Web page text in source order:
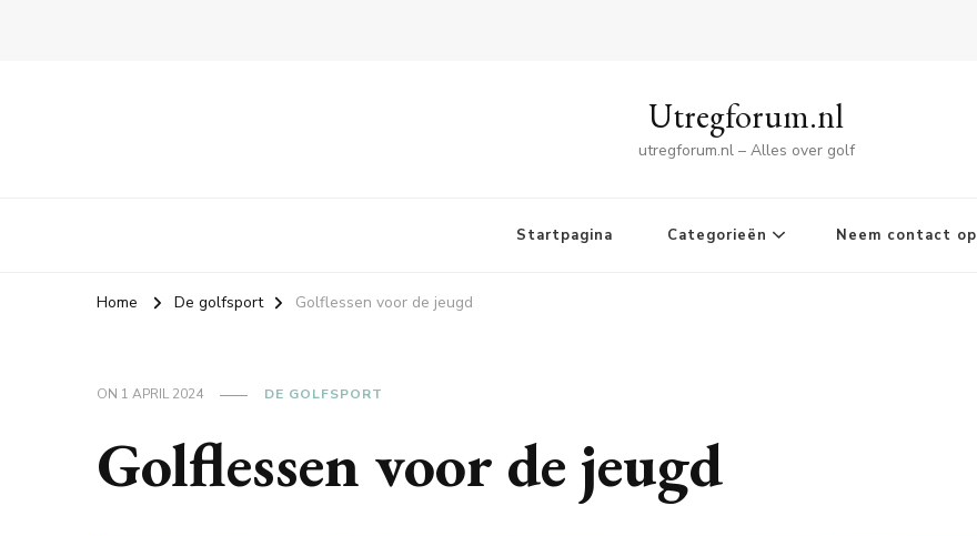
Utregforum.nl
utregforum.nl – Alles over golf
Startpagina Categorieën Neem contact op
Home De golfsport Golflessen voor de jeugd
ON 1 APRIL 2024 DE GOLFSPORT
Golflessen voor de jeugd